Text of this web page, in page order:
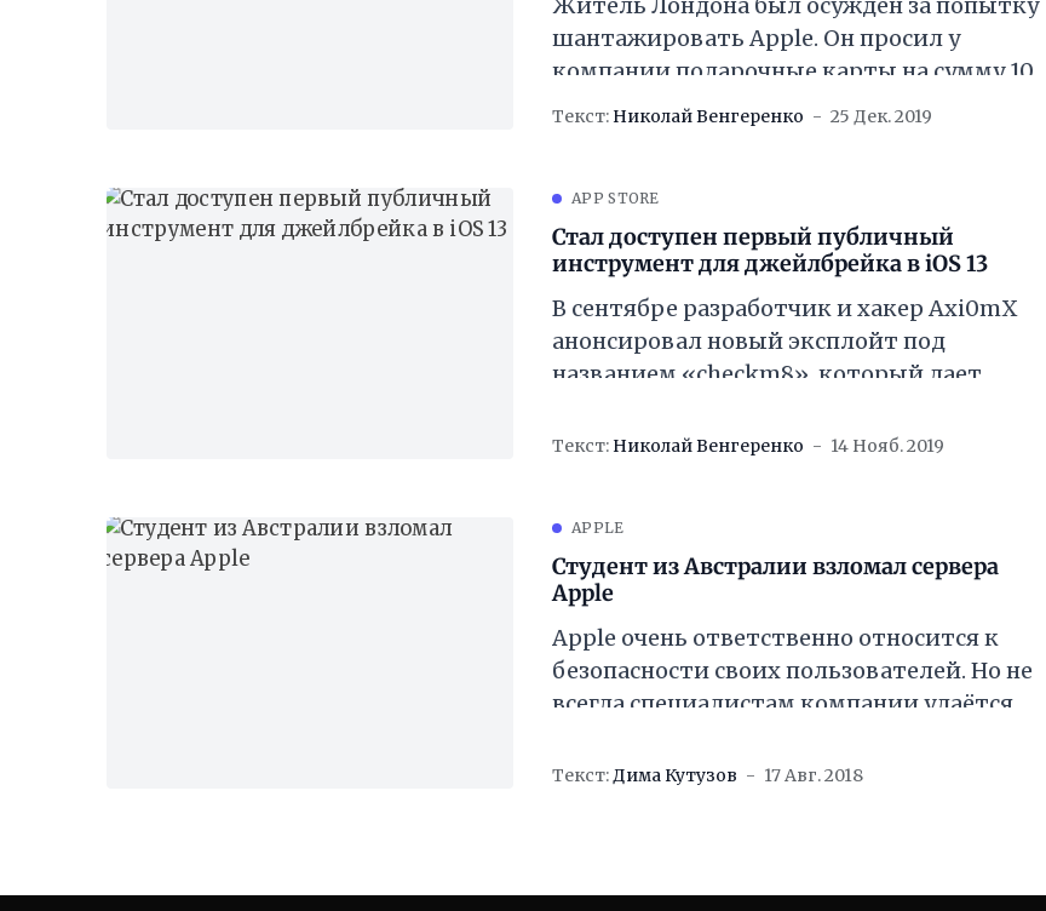
Житель Лондона был осужден за попытку
шантажировать Apple. Он просил у
компании подарочные карты на сумму 100
тысяч долларов и угрожал сбросить 319
Текст: Николай Венгеренко 25 Дек. 2019
APP STORE
Стал доступен первый публичный
инструмент для джейлбрейка в iOS 13
В сентябре разработчик и хакер Axi0mX
анонсировал новый эксплойт под
названием «checkm8», который дает
Apple серии A до чипа A11 Bionic.
Текст: Николай Венгеренко 14 Нояб. 2019
APPLE
Студент из Австралии взломал сервера
Apple
Apple очень ответственно относится к
безопасности своих пользователей. Но не
всегда специалистам компании удаётся
документы. Не так давно сервера
Текст:Дима Кутузов 17 Авг. 2018